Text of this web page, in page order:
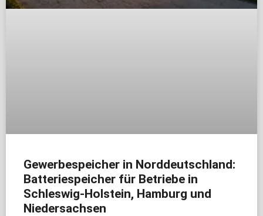
Gewerbespeicher in Norddeutschland:
Batteriespeicher für Betriebe in
Schleswig-Holstein, Hamburg und
Niedersachsen